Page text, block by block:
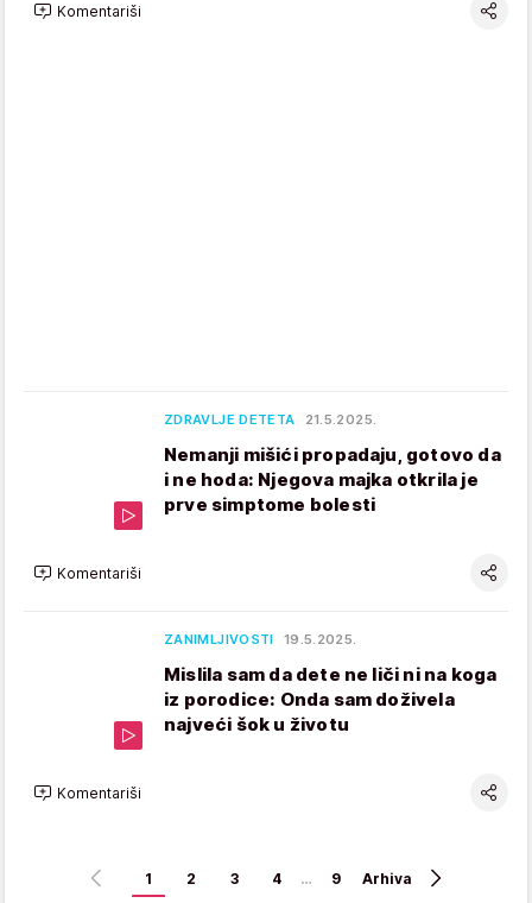
Komentariši
ZDRAVLJE DETETA 21.5.2025.
Nemanji mišići propadaju, gotovo da
i ne hoda: Njegova majka otkrila je
prve simptome bolesti
Komentariši
ZANIMLJIVOSTI 19.5.2025.
Mislila sam da dete ne liči ni na koga
iz porodice: Onda sam doživela
najveći šok u životu
Komentariši
1 2 3 4 … 9 Arhiva